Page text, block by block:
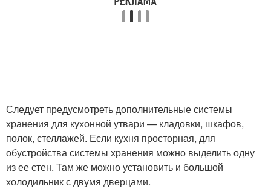
Следует предусмотреть дополнительные системы
хранения для кухонной утвари — кладовки, шкафов,
полок, стеллажей. Если кухня просторная, для
обустройства системы хранения можно выделить одну
из ее стен. Там же можно установить и большой
холодильник с двумя дверцами.